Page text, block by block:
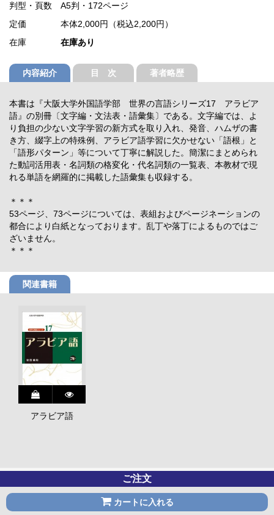
判型・頁数 A5判・172ページ
定価
本体2,000円（税込2,200円）
在庫
在庫あり
内容紹介 目 次 著者略歴
本書は『大阪大学外国語学部 世界の言語シリーズ17 アラビア
語』の別冊〔文字編・文法表・語彙集〕である。文字編では、よ
り負担の少ない文字学習の新方式を取り入れ、発音、ハムザの書
き方、綴字上の特殊例、アラビア語学習に欠かせない「語根」と
「語形パターン」等について丁寧に解説した。簡潔にまとめられ
た動詞活用表・名詞類の格変化・代名詞類の一覧表、本教材で現
れる単語を網羅的に掲載した語彙集も収録する。
＊＊＊
53ページ、73ページについては、表組およびページネーションの
都合により白紙となっております。乱丁や落丁によるものではご
ざいません。
＊＊＊
関連書籍
アラビア語
ご注文
カートに入れる